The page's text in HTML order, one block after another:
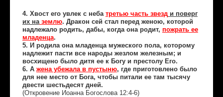
4. Хвост его увлек с неба третью часть звезди поверг
их наземлю. Дракон сей стал перед женою, которой
надлежало родить, дабы, когда она родит, пожрать ее
младенца.
5. И родила она младенца мужеского пола, которому
надлежит пасти все народы жезлом железным; и
восхищено было дитя ее к Богу и престолу Его.
6. А жена убежала в пустыню, где приготовлено было
для нее место от Бога, чтобы питали ее там тысячу
двести шестьдесят дней.
(Откровение Иоанна Богослова 12:4-6)